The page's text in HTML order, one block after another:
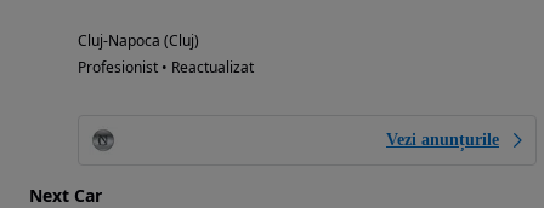
Cluj-Napoca (Cluj)
Profesionist • Reactualizat
Vezi anunțurile
Next Car